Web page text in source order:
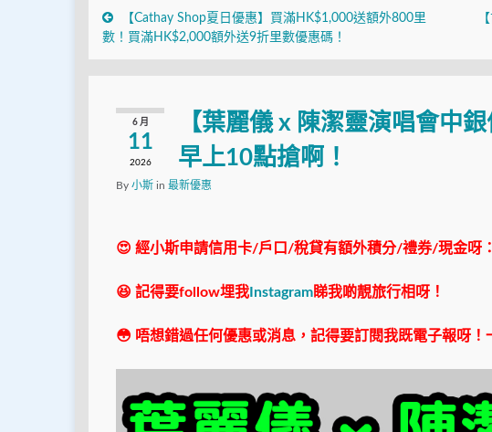
【Cathay Shop夏日優惠】買滿HK$1,000送額外800里
數！買滿HK$2,000額外送9折里數優惠碼！
6 月
11
2026
【葉麗儀 x 陳潔靈演唱會中
早上10點搶啊！
By 小斯 in 最新優惠
😍 經小斯申請信用卡/戶口/稅貸有額外積分/禮券/現金呀：
😆 記得要follow埋我 Instagram睇我啲靚旅行相呀！
😳 唔想錯過任何優惠或消息，記得要訂閱我既電子報呀！